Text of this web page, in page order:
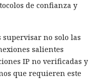
de confianza y
supervisar no solo las
salientes
IP no verificadas y
que requieren este
una salida real
especial de la
mostró que China
conservaron equipo,
de red en el país tras
de Comunicaciones.